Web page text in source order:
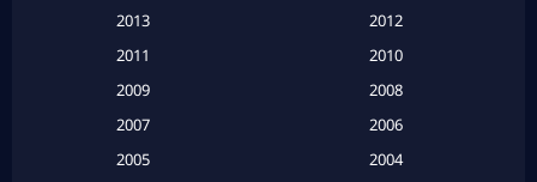
2013
2012
2011
2010
2009
2008
2007
2006
2005
2004